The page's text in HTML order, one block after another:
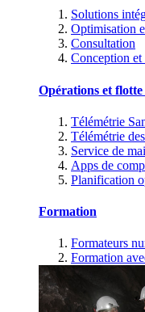
Solutions
Optimisation
Consultation
Conception
Opérations et flotte
Télémétrie
Télémétrie
Service de
Apps de
Planification
Formation
Formateurs
Formation